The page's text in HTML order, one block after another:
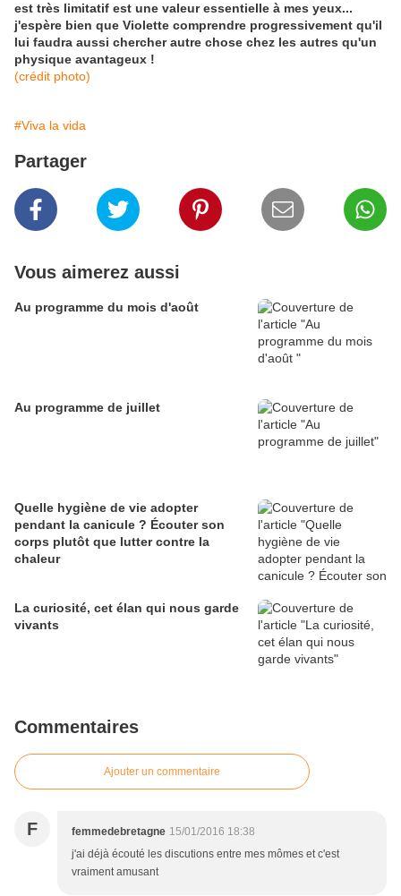
est très limitatif est une valeur essentielle à mes yeux...
j'espère bien que Violette comprendre progressivement qu'il
lui faudra aussi chercher autre chose chez les autres qu'un
physique avantageux !
​(crédit photo)
#Viva la vida
Partager
Vous aimerez aussi
Au programme du mois d'août
Au programme de juillet
Quelle hygiène de vie adopter
pendant la canicule ? Écouter son
corps plutôt que lutter contre la
chaleur
La curiosité, cet élan qui nous garde
vivants
Commentaires
Ajouter un commentaire
F femmedebretagne 15/01/2016 18:38
j'ai déjà écouté les discutions entre mes mômes et c'est
vraiment amusant